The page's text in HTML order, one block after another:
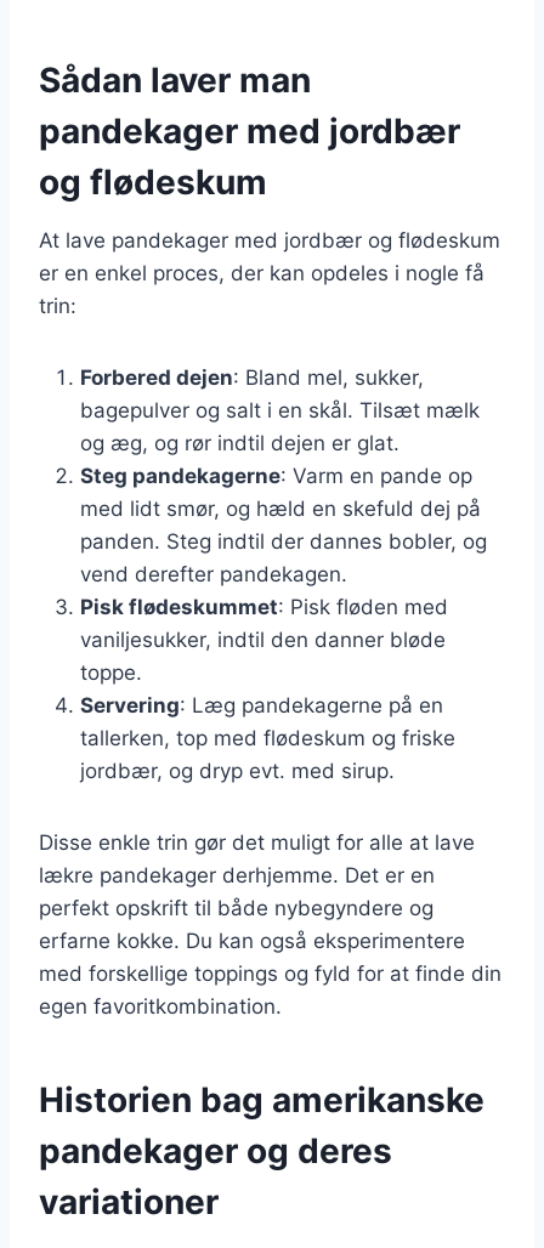
Sådan laver man
pandekager med jordbær
og flødeskum
At lave pandekager med jordbær og flødeskum
er en enkel proces, der kan opdeles i nogle få
trin:
Forbered dejen: Bland mel, sukker,
bagepulver og salt i en skål. Tilsæt mælk
og æg, og rør indtil dejen er glat.
Steg pandekagerne: Varm en pande op
med lidt smør, og hæld en skefuld dej på
panden. Steg indtil der dannes bobler, og
vend derefter pandekagen.
Pisk flødeskummet: Pisk fløden med
vaniljesukker, indtil den danner bløde
toppe.
Servering: Læg pandekagerne på en
tallerken, top med flødeskum og friske
jordbær, og dryp evt. med sirup.
Disse enkle trin gør det muligt for alle at lave
lækre pandekager derhjemme. Det er en
perfekt opskrift til både nybegyndere og
erfarne kokke. Du kan også eksperimentere
med forskellige toppings og fyld for at finde din
egen favoritkombination.
Historien bag amerikanske
pandekager og deres
variationer